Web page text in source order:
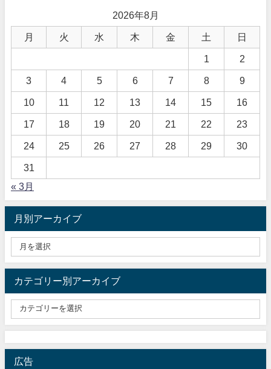
2026年8月
月 火 水 木 金 土 日
1 2
3 4 5 6 7 8 9
10 11 12 13 14 15 16
17 18 19 20 21 22 23
24 25 26 27 28 29 30
31
« 3月
月別アーカイブ
カテゴリー別アーカイブ
広告